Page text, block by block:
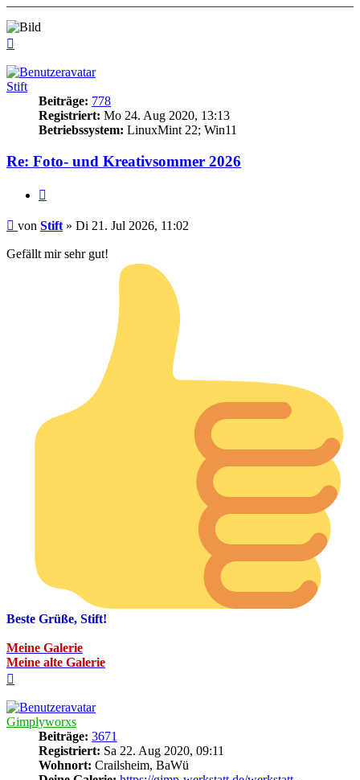
Stift
Beiträge: 778
Registriert: Mo 24. Aug 2020, 13:13
Betriebssystem: LinuxMint 22; Win11
Re: Foto- und Kreativsommer 2026
Beitrag
von Stift » Di 21. Jul 2026, 11:02
Gefällt mir sehr gut!
Beste Grüße, Stift!
Meine Galerie
Meine alte Galerie
Gimplyworxs
Beiträge: 3671
Registriert: Sa 22. Aug 2020, 09:11
Wohnort: Crailsheim, BaWü